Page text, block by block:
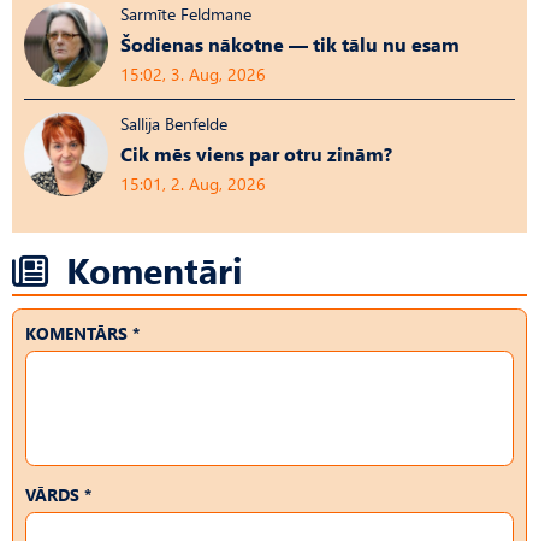
Sarmīte Feldmane
Šodienas nākotne — tik tālu nu esam
15:02, 3. Aug, 2026
Sallija Benfelde
Cik mēs viens par otru zinām?
15:01, 2. Aug, 2026
Komentāri
KOMENTĀRS *
VĀRDS *